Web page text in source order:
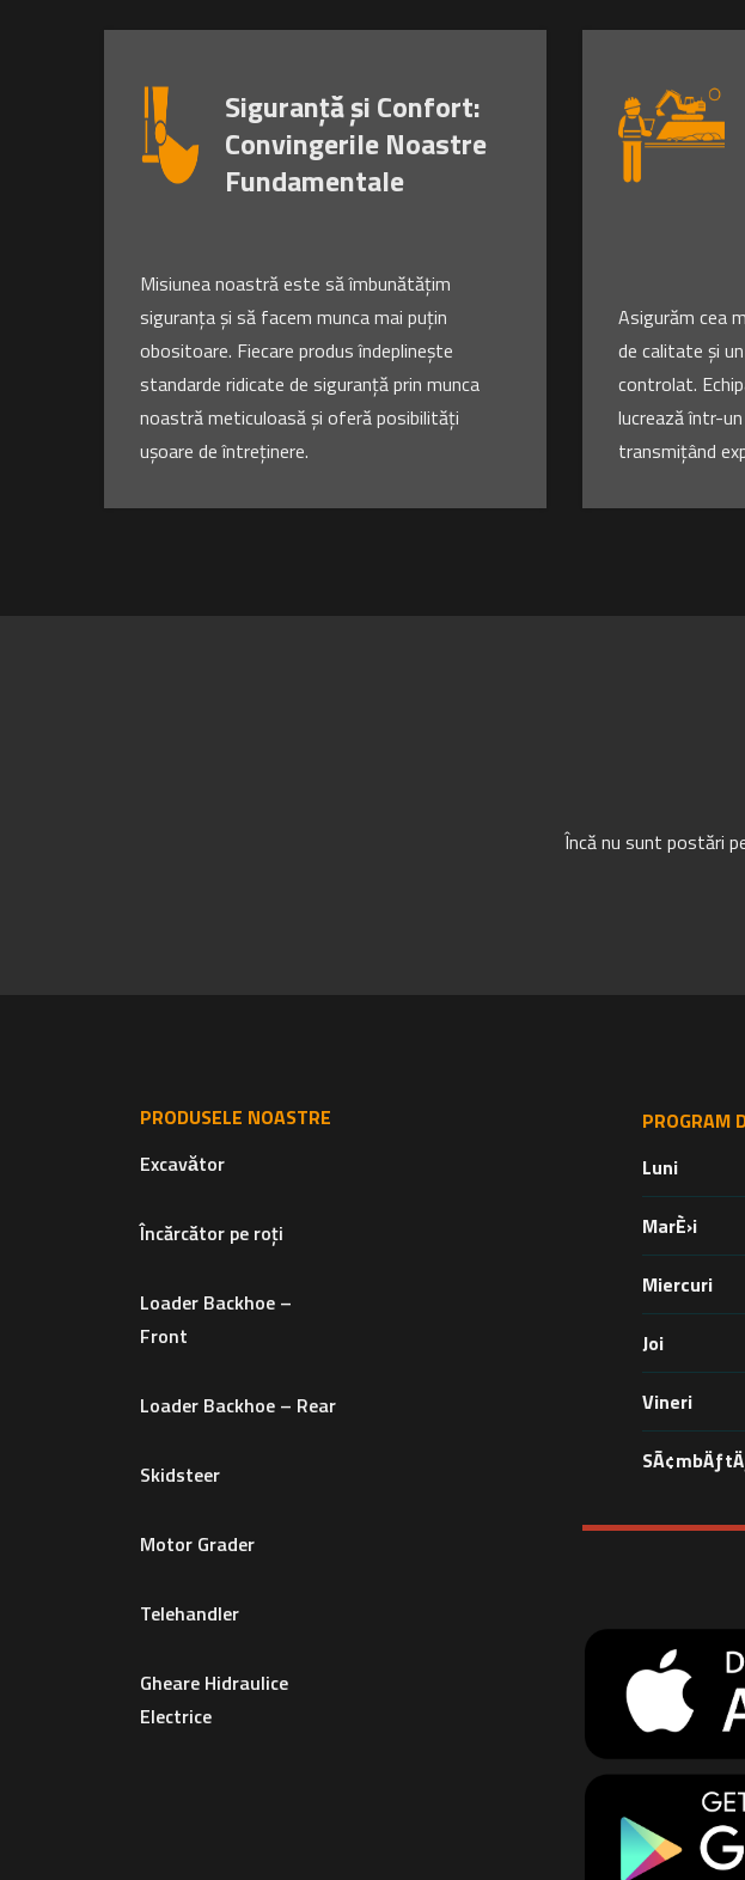
Siguranță și Confort:
Convingerile Noastre
Fundamentale
Misiunea noastră este să îmbunătățim
siguranța și să facem munca mai puțin
obositoare. Fiecare produs îndeplinește
standarde ridicate de siguranță prin munca
noastră meticuloasă și oferă posibilități
ușoare de întreținere.
Asigurăm cea
de calitate și
controlat.
lucrează într-
transmițând
Încă nu sunt postări
PRODUSELE NOASTRE
Excavător
Încărcător pe roți
Loader Backhoe –
Front
Loader Backhoe – Rear
Skidsteer
Motor Grader
Telehandler
Gheare Hidraulice
Electrice
PROGRAM
Luni
MarÈ›i
Miercuri
Joi
Vineri